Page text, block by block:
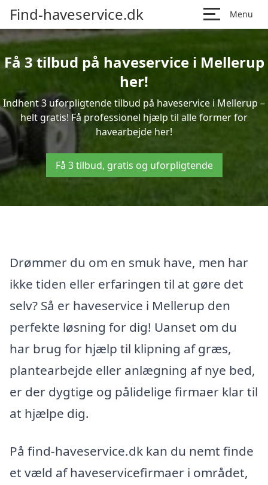
Find-haveservice.dk Menu
Få 3 tilbud på haveservice i Mellerup
her!
Indhent 3 uforpligtende tilbud på haveservice i Mellerup –
helt gratis! Få professionel hjælp til alle former for
havearbejde her!
Få 3 tilbud, gratis og uforpligtende
Drømmer du om en smuk have, men har
ikke tiden eller erfaringen til at gøre det
selv? Så er haveservice i Mellerup den
perfekte løsning for dig! Uanset om du
har brug for hjælp til klipning af græs,
plantearbejde eller anlægning af nye bed,
er der dygtige og pålidelige firmaer klar til
at hjælpe dig.
På find-haveservice.dk kan du nemt finde
et væld af haveservicefirmaer i området,